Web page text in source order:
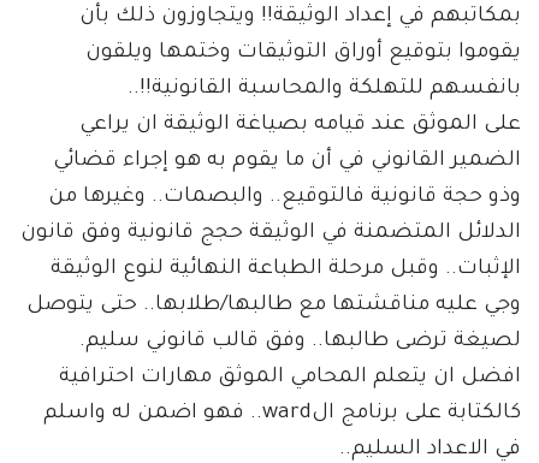
بمكاتبهم في إعداد الوثيقة!! ويتجاوزون ذلك بأن
يقوموا بتوقيع أوراق التوثيقات وختمها ويلقون
بانفسهم للتهلكة والمحاسبة القانونية!!..
على الموثق عند قيامه بصياغة الوثيقة ان يراعي
الضمير القانوني في أن ما يقوم به هو إجراء قضائي
وذو حجة قانونية فالتوقيع.. والبصمات.. وغيرها من
الدلائل المتضمنة في الوثيقة حجج قانونية وفق قانون
الإثبات.. وقبل مرحلة الطباعة النهائية لنوع الوثيقة
وجي عليه مناقشتها مع طالبها/طلابها.. حتى يتوصل
لصيغة ترضى طالبها.. وفق قالب قانوني سليم.
افضل ان يتعلم المحامي الموثق مهارات احترافية
كالكتابة على برنامج الward.. فهو اضمن له واسلم
في الاعداد السليم..